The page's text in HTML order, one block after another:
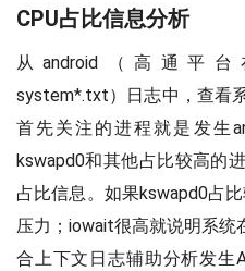
CPU占比信息分析
从android（高通平台
system*.txt）日志中，查看
首先关注的进程就是发生
kswapd0和其他占比较高的
占比信息。如果kswapd0占
压力；iowait很高就说明系
合上下文日志辅助分析发生